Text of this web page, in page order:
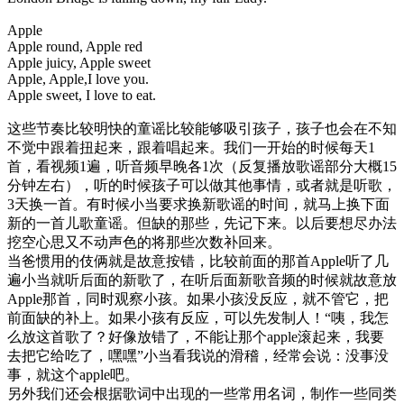
Apple
Apple round, Apple red
Apple juicy, Apple sweet
Apple, Apple,I love you.
Apple sweet, I love to eat.
这些节奏比较明快的童谣比较能够吸引孩子，孩子也会在不知
不觉中跟着扭起来，跟着唱起来。我们一开始的时候每天1
首，看视频1遍，听音频早晚各1次（反复播放歌谣部分大概15
分钟左右），听的时候孩子可以做其他事情，或者就是听歌，
3天换一首。有时候小当要求换新歌谣的时间，就马上换下面
新的一首儿歌童谣。但缺的那些，先记下来。以后要想尽办法
挖空心思又不动声色的将那些次数补回来。
当爸惯用的伎俩就是故意按错，比较前面的那首Apple听了几
遍小当就听后面的新歌了，在听后面新歌音频的时候就故意放
Apple那首，同时观察小孩。如果小孩没反应，就不管它，把
前面缺的补上。如果小孩有反应，可以先发制人！“咦，我怎
么放这首歌了？好像放错了，不能让那个apple滚起来，我要
去把它给吃了，嘿嘿”小当看我说的滑稽，经常会说：没事没
事，就这个apple吧。
另外我们还会根据歌词中出现的一些常用名词，制作一些同类